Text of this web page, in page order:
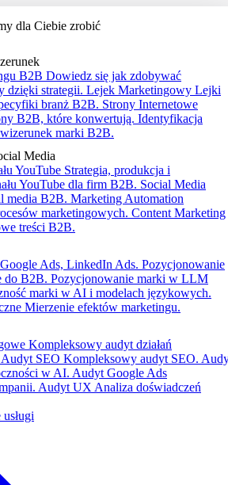
dla Ciebie zrobić
B2B Dowiedz się jak zdobywać
dzięki strategii. Lejek Marketingowy Lejki
branż B2B. Strony Internetowe
B2B, które konwertują. Identyfikacja
marki B2B.
Media
YouTube Strategia, produkcja i
YouTube dla firm B2B. Social Media
media B2B. Marketing Automation
marketingowych. Content Marketing
treści B2B.
Google Ads, LinkedIn Ads. Pozycjonowanie
do B2B. Pozycjonowanie marki w LLM
marki w AI i modelach językowych.
Mierzenie efektów marketingu.
Kompleksowy audyt działań
Audyt SEO Kompleksowy audyt SEO.
w AI. Audyt Google Ads
Audyt UX Analiza doświadczeń